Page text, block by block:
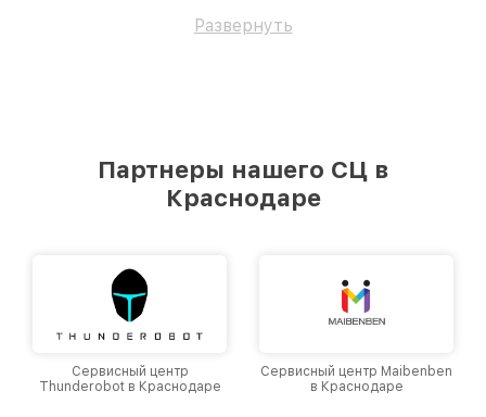
Развернуть
Партнеры нашего СЦ в
Краснодаре
Сервисный центр
Thunderobot в Краснодаре
Сервисный центр Maibenben
в Краснодаре